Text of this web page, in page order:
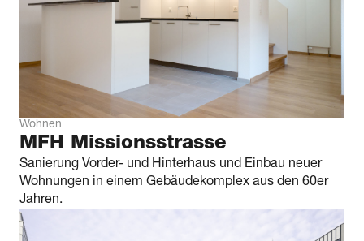
Wohnen
MFH Missionsstrasse
Sanierung Vorder- und Hinterhaus und Einbau neuer
Wohnungen in einem Gebäudekomplex aus den 60er
Jahren.